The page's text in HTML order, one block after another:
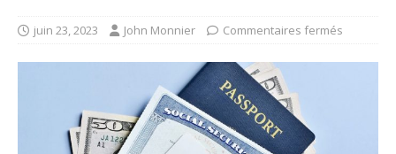
juin 23, 2023 John Monnier Commentaires fermés